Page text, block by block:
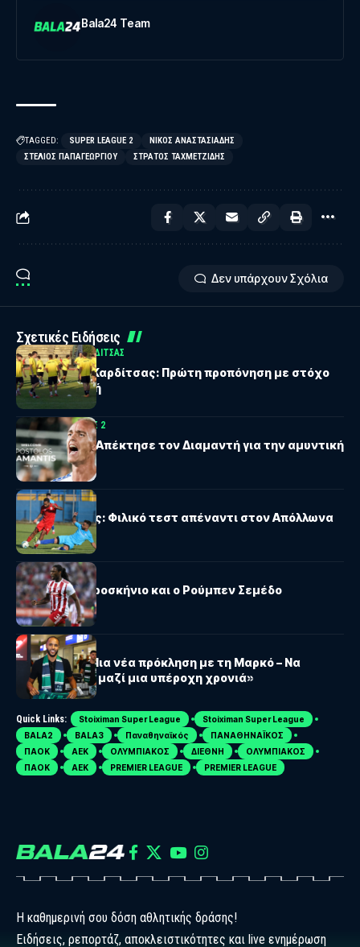
Bala24 Team
TAGGED: SUPER LEAGUE 2
ΝΊΚΟΣ ΑΝΑΣΤΑΣΙΆΔΗΣ
ΣΤΈΛΙΟΣ ΠΑΠΑΓΕΩΡΓΊΟΥ
ΣΤΡΆΤΟΣ ΤΑΧΜΕΤΖΊΔΗΣ
Δεν υπάρχουν Σχόλια
Σχετικές Ειδήσεις
ΑΝΑΓΈΝΝΗΣΗ ΚΑΡΔΊΤΣΑΣ
Αναγέννηση Καρδίτσας: Πρώτη προπόνηση με στόχο
την παραμονή
SUPERBET LEAGUE 2
Ελλάς Σύρου: Απέκτησε τον Διαμαντή για την αμυντική
γραμμή
ΠΑΝΣΕΡΡΑΪΚΟΣ
Πανσερραϊκός: Φιλικό τεστ απέναντι στον Απόλλωνα
Παραλιμνίου
ΜΑΡΚΌ
Μαρκό: Στο προσκήνιο και ο Ρούμπεν Σεμέδο
ΜΑΡΚΌ
Ελ Αραμπί: «Μια νέα πρόκληση με τη Μαρκό – Να
ζήσουμε όλοι μαζί μια υπέροχη χρονιά»
Quick Links: Stoiximan Super League
Stoiximan Super League
BALA2
BALA3 Παναθηναϊκός
ΠΑΝΑΘΗΝΑΪΚΟΣ
ΠΑΟΚ
ΑΕΚ ΟΛΥΜΠΙΑΚΟΣ ΔΙΕΘΝΗ
ΟΛΥΜΠΙΑΚΟΣ
ΠΑΟΚ
ΑΕΚ PREMIER LEAGUE PREMIER LEAGUE
Η καθημερινή σου δόση αθλητικής δράσης!
Ειδήσεις, ρεπορτάζ, αποκλειστικότητες και live ενημέρωση